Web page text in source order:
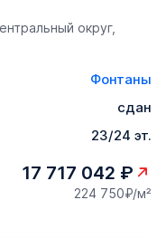
округ,
Фонтаны
сдан
23/24 эт.
17 717 042 ₽
224 750₽/м²